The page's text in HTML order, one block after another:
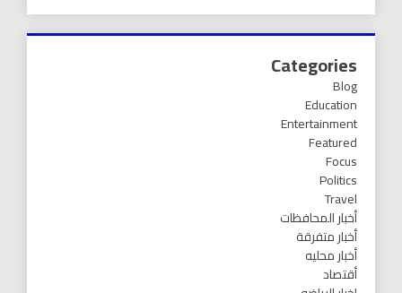
Categories
Blog
Education
Entertainment
Featured
Focus
Politics
Travel
أخبار المحافظات
أخبار متفرقة
أخبار محليه
أقتصاد